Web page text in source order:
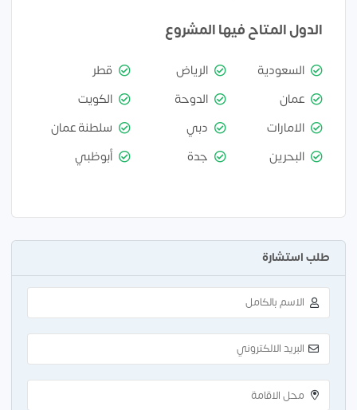
الدول المتاح فيها المشروع
السعودية الرياض
قطر
عمان
الدوحة
الكويت
الامارات
دبي
سلطنة عمان
البحرين
جدة أبوظبي
طلب استشارة